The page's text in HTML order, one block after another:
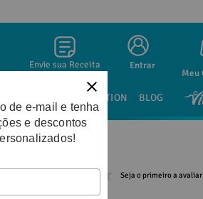
Envie sua Receita Entrar
NUTRITION BLOG
Seja o primeiro a avaliar
de e-mail e tenha
e descontos